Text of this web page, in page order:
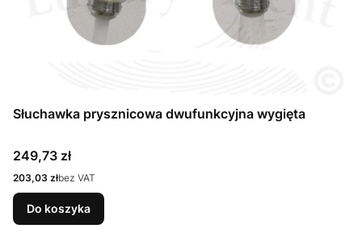
Słuchawka prysznicowa dwufunkcyjna wygięta
Cena
249,73 zł
Cena
203,03 złbez VAT
Do koszyka